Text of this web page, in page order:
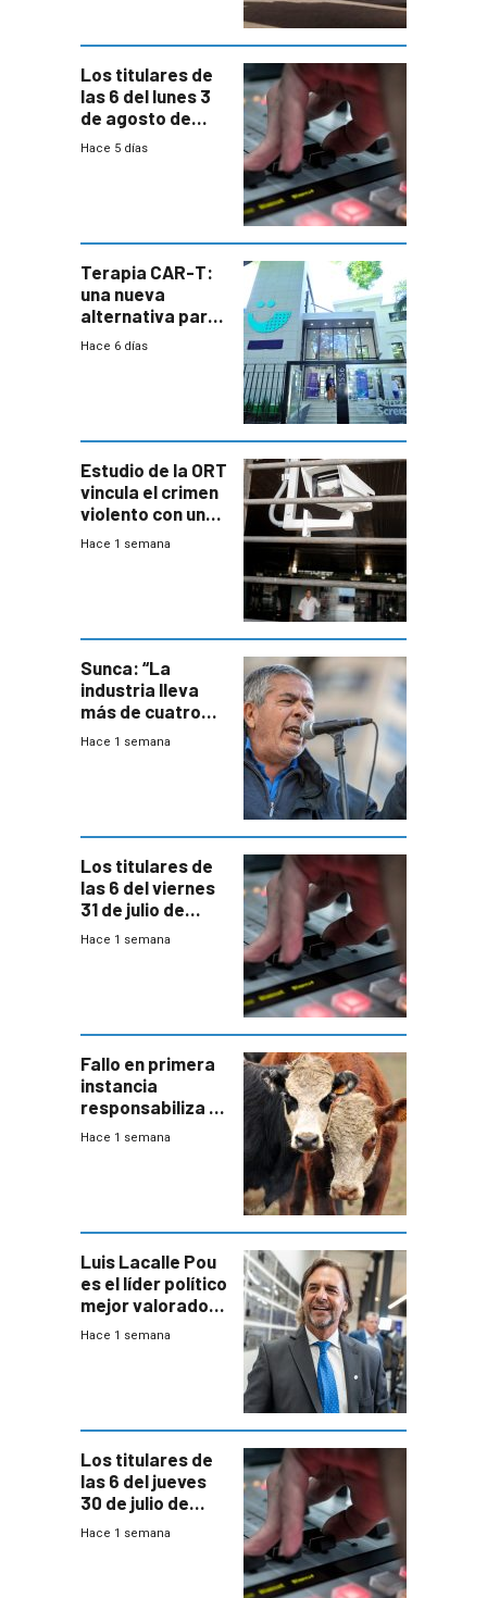
Los titulares de
las 6 del lunes 3
de agosto de
2026
Hace 5 días
Terapia CAR-T:
una nueva
alternativa para
niños y
Hace 6 días
Estudio de la ORT
vincula el crimen
violento con una
menor creación
Hace 1 semana
Sunca: “La
industria lleva
más de cuatro
meses sin
Hace 1 semana
Los titulares de
las 6 del viernes
31 de julio de
2026
Hace 1 semana
Fallo en primera
instancia
responsabiliza al
Estado por falta
Hace 1 semana
Luis Lacalle Pou
es el líder político
mejor valorado
del país, según
Hace 1 semana
Los titulares de
las 6 del jueves
30 de julio de
2026
Hace 1 semana